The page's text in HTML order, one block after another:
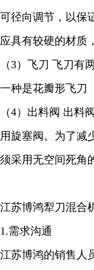
可径向调节，以保
应具有较硬的材质
（3）飞刀 飞刀有
一种是花瓣形飞刀
（4）出料阀 出料
用旋塞阀。为了减
须采用无空间死角
江苏博鸿犁刀混合
1.需求沟通
江苏博鸿的销售人